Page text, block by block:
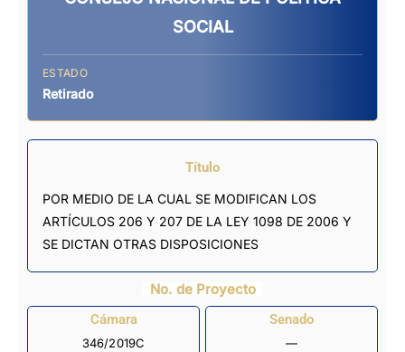
SOCIAL
ESTADO
Retirado
Título
POR MEDIO DE LA CUAL SE MODIFICAN LOS
ARTÍCULOS 206 Y 207 DE LA LEY 1098 DE 2006 Y
SE DICTAN OTRAS DISPOSICIONES
No. de Proyecto
Cámara
346/2019C
Senado
—